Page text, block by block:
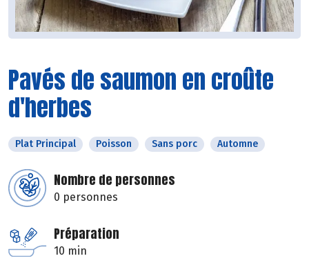
Pavés de saumon en croûte
d'herbes
Plat Principal Poisson Sans porc Automne
Nombre de personnes
0 personnes
Préparation
10 min